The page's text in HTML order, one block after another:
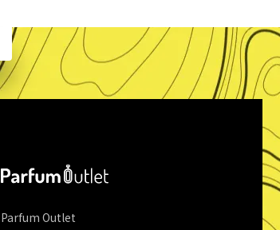
Parfum Outlet